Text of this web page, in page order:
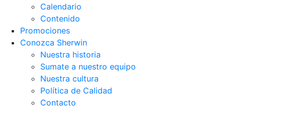
Calendario
Contenido
Promociones
Conozca Sherwin
Nuestra historia
Sumate a nuestro equipo
Nuestra cultura
Política de Calidad
Contacto